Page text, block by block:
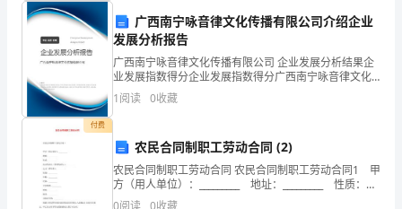
3.
1.
广西南宁咏音律文化传播有限公司介绍企业
发展分析报告
广西南宁咏音律文化传播有限公司 企业发展分析结果企
业发展指数得分企业发展指数得分广西南宁咏音律文化
传播有限公司综合得分说明：企业发展指数根据企业规
模、企业创新、企业风险、企业活力四个维度对企业发
1阅读 0收藏
付费
农民合同制职工劳动合同 (2)
农民合同制职工劳动合同 农民合同制职工劳动合同1 甲
方（用人单位）：_________ 地址：_________ 性质：
_________ 法定代表人（委托代理人）：_____